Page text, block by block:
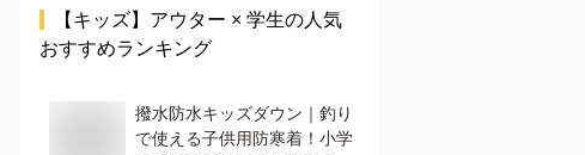
【キッズ】 アウター × 学生の人気
おすすめランキング
撥水防水キッズダウン｜釣り
で使える子供用防寒着！小学